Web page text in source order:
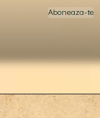
Aboneaza-te